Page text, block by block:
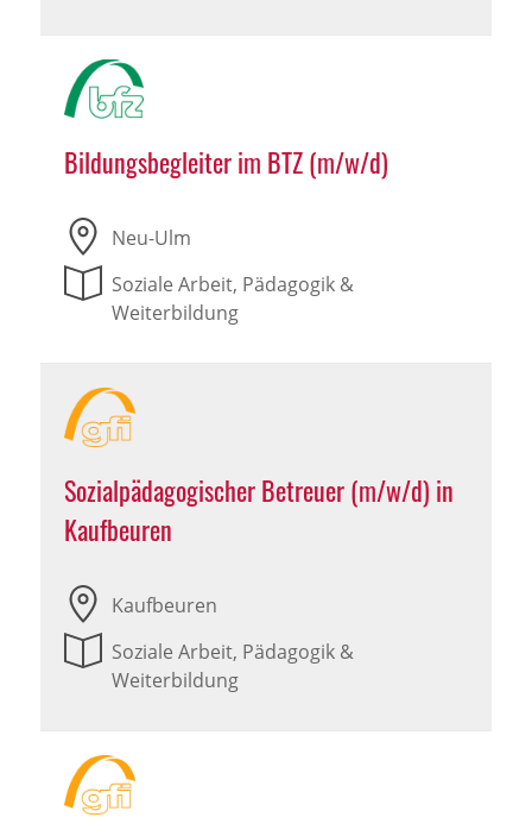
Bildungsbegleiter im BTZ (m/w/d)
Neu-Ulm
Soziale Arbeit, Pädagogik &
Weiterbildung
Sozialpädagogischer Betreuer (m/w/d) in
Kaufbeuren
Kaufbeuren
Soziale Arbeit, Pädagogik &
Weiterbildung